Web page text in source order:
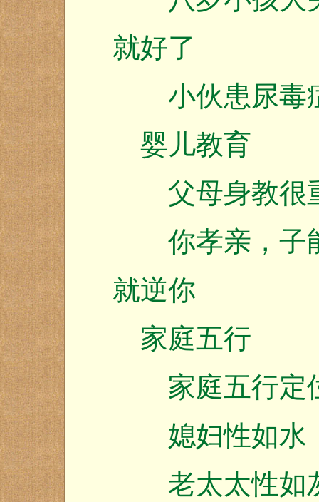
就好了
小伙患尿毒
婴儿教育
父母身教很
你孝亲，子
就逆你
家庭五行
家庭五行定
媳妇性如水
老太太性如